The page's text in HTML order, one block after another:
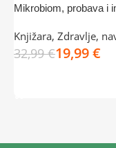
Mikrobiom, probava i
Knjižara, Zdravlje,
32,99€19,99€